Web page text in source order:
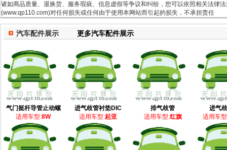
诸如商品质量、退换货、服务瑕疵、信息虚假等争议和纠纷，您可以依照相关法律
(www.qp110.com)对任何损失或任何由于使用本网站而引起的损失，不承担责任
汽车配件展示 更多汽车配件展示
气门挺杆导管止动螺
适用车型:8W
进气歧管衬垫DIC
适用车型:起亚
排气歧管
适用车型:红旗
进气
适用车